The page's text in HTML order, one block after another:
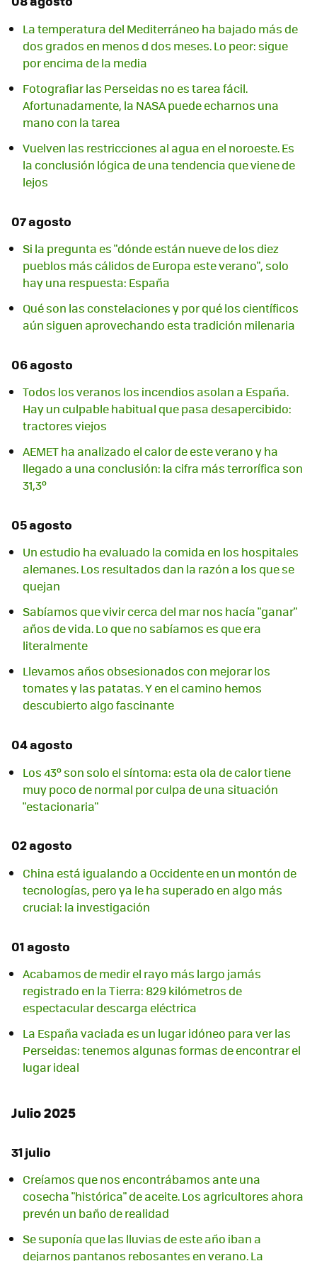
La temperatura del Mediterráneo ha bajado más de
dos grados en menos d dos meses. Lo peor: sigue
por encima de la media
Fotografiar las Perseidas no es tarea fácil.
Afortunadamente, la NASA puede echarnos una
mano con la tarea
Vuelven las restricciones al agua en el noroeste. Es
la conclusión lógica de una tendencia que viene de
lejos
07 agosto
Si la pregunta es "dónde están nueve de los diez
pueblos más cálidos de Europa este verano", solo
hay una respuesta: España
Qué son las constelaciones y por qué los científicos
aún siguen aprovechando esta tradición milenaria
06 agosto
Todos los veranos los incendios asolan a España.
Hay un culpable habitual que pasa desapercibido:
tractores viejos
AEMET ha analizado el calor de este verano y ha
llegado a una conclusión: la cifra más terrorífica son
31,3º
05 agosto
Un estudio ha evaluado la comida en los hospitales
alemanes. Los resultados dan la razón a los que se
quejan
Sabíamos que vivir cerca del mar nos hacía "ganar"
años de vida. Lo que no sabíamos es que era
literalmente
Llevamos años obsesionados con mejorar los
tomates y las patatas. Y en el camino hemos
descubierto algo fascinante
04 agosto
Los 43º son solo el síntoma: esta ola de calor tiene
muy poco de normal por culpa de una situación
"estacionaria"
02 agosto
China está igualando a Occidente en un montón de
tecnologías, pero ya le ha superado en algo más
crucial: la investigación
01 agosto
Acabamos de medir el rayo más largo jamás
registrado en la Tierra: 829 kilómetros de
espectacular descarga eléctrica
La España vaciada es un lugar idóneo para ver las
Perseidas: tenemos algunas formas de encontrar el
lugar ideal
Julio 2025
31 julio
Creíamos que nos encontrábamos ante una
cosecha "histórica" de aceite. Los agricultores ahora
prevén un baño de realidad
Se suponía que las lluvias de este año iban a
dejarnos pantanos rebosantes en verano. La